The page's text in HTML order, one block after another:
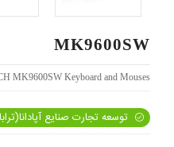
MK9600SW
MK9600SW Keyboard and Mouses
توسعه تجارت صنایع